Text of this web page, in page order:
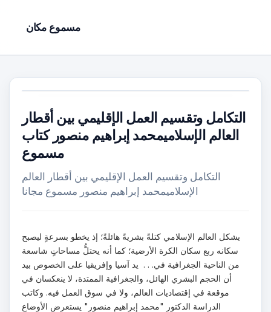
مسموع مكان
التكامل وتقسيم العمل الإقليمي بين أقطار
العالم الإسلاميمحمد إبراهيم منصور كتاب
مسموع
التكامل وتقسيم العمل الإقليمي بين أقطار العالم
الإسلاميمحمد إبراهيم منصور مسموع مجانا
يشكل العالم الإسلامي كتلةً بشريةً هائلةً؛ إذ يخطو بسرعةٍ ليصبح
سكانه ربع سكان الكرة الأرضية؛ كما أنه يحتلُّ مساحاتٍ شاسعة
من الناحية الجغرافية في. . . يد آسيا وإفريقيا على الخصوص بيد
أن الحجم البشري الهائل، والجغرافية الممتدة، لا ينعكسان في
موقعة في إقتصاديات العالم، ولا في سوق العمل فيه. وكاتب
الدراسة الدكتور "محمد إبراهيم منصور" يستعرض الأوضاع